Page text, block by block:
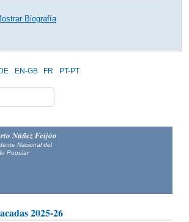
Biografía
EN-GB FR PT-PT
Núñez Feijóo
Nacional del
Popular
2025-26